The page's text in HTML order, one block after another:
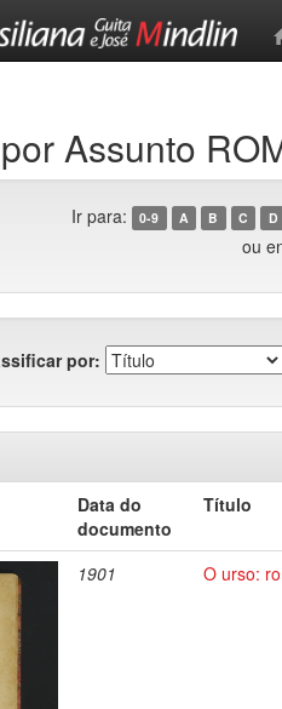
Assunto
Ir para: 0-9 A B C D
ou
por:
Data do
documento
Título
1901 O urso: